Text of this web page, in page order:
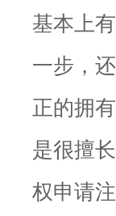
基本上
一步，
正的拥
是很擅
权申请